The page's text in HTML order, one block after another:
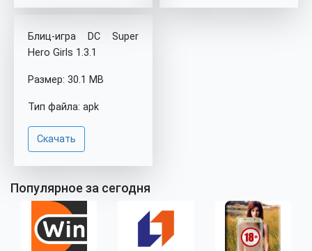
Блиц-игра DC Super
Hero Girls 1.3.1
Размер: 30.1 MB
Тип файла: apk
Скачать
Популярное за сегодня